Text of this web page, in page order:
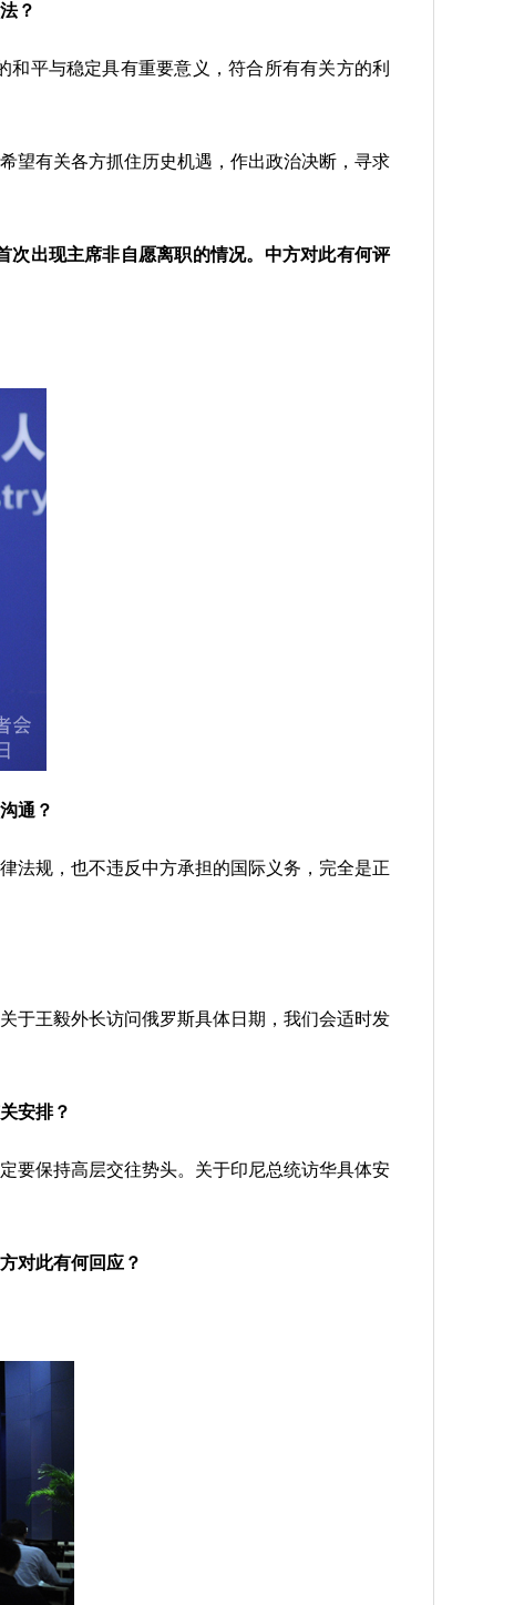
？
平与稳定具有重要意义，符合所有有关方的利
有关各方抓住历史机遇，作出政治决断，寻求
次出现主席非自愿离职的情况。中方对此有何评
通？
规，也不违反中方承担的国际义务，完全是正
王毅外长访问俄罗斯具体日期，我们会适时发
安排？
保持高层交往势头。关于印尼总统访华具体安
对此有何回应？